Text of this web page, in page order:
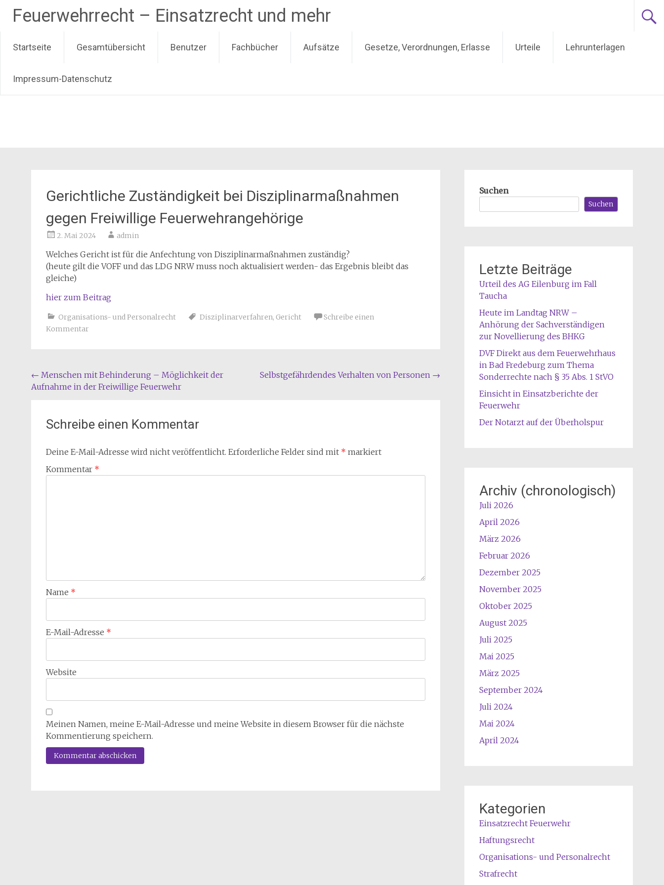
Inhalt
springen
Feuerwehrrecht – Einsatzrecht und mehr
Startseite Gesamtübersicht Benutzer Fachbücher Aufsätze Gesetze, Verordnungen, Erlasse Urteile Lehrunterlagen
Impressum-Datenschutz
Gerichtliche Zuständigkeit bei Disziplinarmaßnahmen
gegen Freiwillige Feuerwehrangehörige
2. Mai 2024 admin
Welches Gericht ist für die Anfechtung von Disziplinarmaßnahmen zuständig?
(heute gilt die VOFF und das LDG NRW muss noch aktualisiert werden- das Ergebnis bleibt das
gleiche)
hier zum Beitrag
Organisations- und Personalrecht Disziplinarverfahren, Gericht
Schreibe einen
Kommentar
Beitragsnavigation
← Menschen mit Behinderung – Möglichkeit der
Aufnahme in der Freiwillige Feuerwehr
Selbstgefährdendes Verhalten von Personen →
Schreibe einen Kommentar
Deine E-Mail-Adresse wird nicht veröffentlicht. Erforderliche Felder sind mit * markiert
Kommentar *
Name *
E-Mail-Adresse *
Website
Meinen Namen, meine E-Mail-Adresse und meine Website in diesem Browser für die nächste
Kommentierung speichern.
Suchen
Suchen
Letzte Beiträge
Urteil des AG Eilenburg im Fall
Taucha
Heute im Landtag NRW –
Anhörung der Sachverständigen
zur Novellierung des BHKG
DVF Direkt aus dem Feuerwehrhaus
in Bad Fredeburg zum Thema
Sonderrechte nach § 35 Abs. 1 StVO
Einsicht in Einsatzberichte der
Feuerwehr
Der Notarzt auf der Überholspur
Archiv (chronologisch)
Juli 2026
April 2026
März 2026
Februar 2026
Dezember 2025
November 2025
Oktober 2025
August 2025
Juli 2025
Mai 2025
März 2025
September 2024
Juli 2024
Mai 2024
April 2024
Kategorien
Einsatzrecht Feuerwehr
Haftungsrecht
Organisations- und Personalrecht
Strafrecht